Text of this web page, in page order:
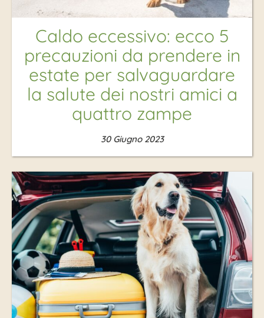
Caldo eccessivo: ecco 5
precauzioni da prendere in
estate per salvaguardare
la salute dei nostri amici a
quattro zampe
30 Giugno 2023